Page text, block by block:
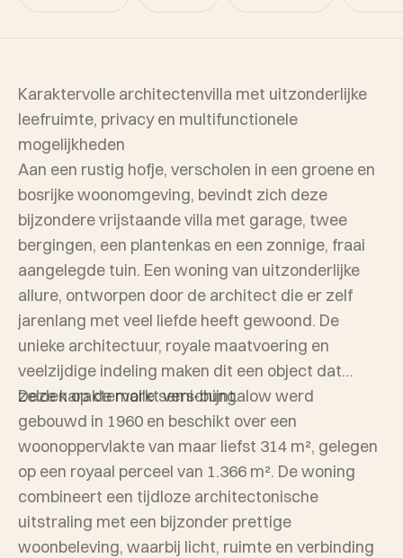
Karaktervolle architectenvilla met uitzonderlijke
leefruimte, privacy en multifunctionele
mogelijkheden
Aan een rustig hofje, verscholen in een groene en
bosrijke woonomgeving, bevindt zich deze
bijzondere vrijstaande villa met garage, twee
bergingen, een plantenkas en een zonnige, fraai
aangelegde tuin. Een woning van uitzonderlijke
allure, ontworpen door de architect die er zelf
jarenlang met veel liefde heeft gewoond. De
unieke architectuur, royale maatvoering en
veelzijdige indeling maken dit een object dat
zelden op de markt verschijnt.
Deze karaktervolle semi-bungalow werd
gebouwd in 1960 en beschikt over een
woonoppervlakte van maar liefst 314 m², gelegen
op een royaal perceel van 1.366 m². De woning
combineert een tijdloze architectonische
uitstraling met een bijzonder prettige
woonbeleving, waarbij licht, ruimte en verbinding